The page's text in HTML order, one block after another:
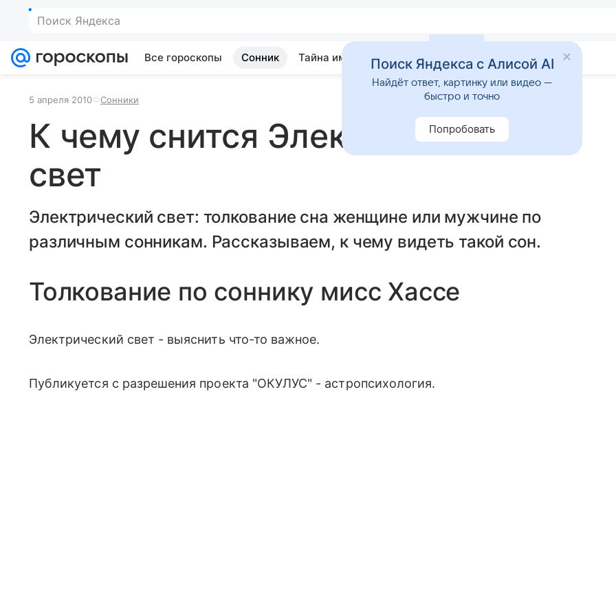
Все гороскопы Сонник Тайна имени Гадания Приметы
5 апреля 2010 Сонники
К чему снится Электрический
свет
Электрический свет: толкование сна женщине или мужчине по
различным сонникам. Рассказываем, к чему видеть такой сон.
Толкование по соннику мисс Хассе
Электрический свет - выяснить что-то важное.
Публикуется с разрешения проекта "ОКУЛУС" - астропсихология.
Поиск Яндекса с Алисой AI
Найдёт ответ, картинку или видео —
быстро и точно
Попробовать